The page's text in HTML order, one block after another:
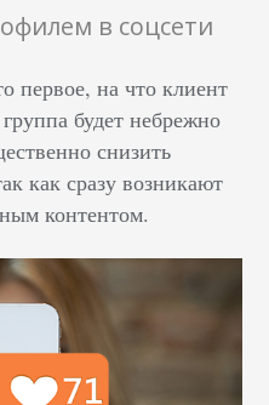
в соцсети
первое, на что клиент
будет небрежно
снизить
как сразу возникают
контентом.